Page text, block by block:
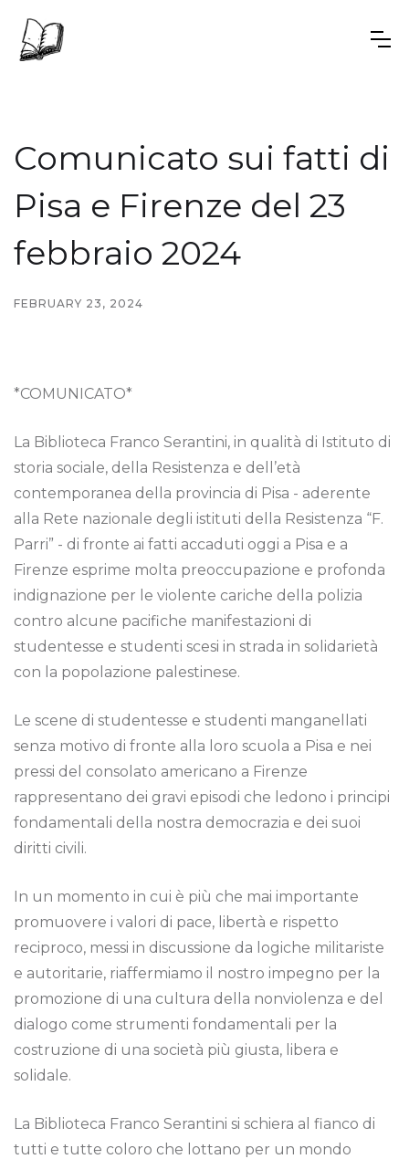
Comunicato sui fatti di
Pisa e Firenze del 23
febbraio 2024
FEBRUARY 23, 2024
*COMUNICATO*
La Biblioteca Franco Serantini, in qualità di Istituto di
storia sociale, della Resistenza e dell’età
contemporanea della provincia di Pisa - aderente
alla Rete nazionale degli istituti della Resistenza “F.
Parri” - di fronte ai fatti accaduti oggi a Pisa e a
Firenze esprime molta preoccupazione e profonda
indignazione per le violente cariche della polizia
contro alcune pacifiche manifestazioni di
studentesse e studenti scesi in strada in solidarietà
con la popolazione palestinese.
Le scene di studentesse e studenti manganellati
senza motivo di fronte alla loro scuola a Pisa e nei
pressi del consolato americano a Firenze
rappresentano dei gravi episodi che ledono i principi
fondamentali della nostra democrazia e dei suoi
diritti civili.
In un momento in cui è più che mai importante
promuovere i valori di pace, libertà e rispetto
reciproco, messi in discussione da logiche militariste
e autoritarie, riaffermiamo il nostro impegno per la
promozione di una cultura della nonviolenza e del
dialogo come strumenti fondamentali per la
costruzione di una società più giusta, libera e
solidale.
La Biblioteca Franco Serantini si schiera al fianco di
tutti e tutte coloro che lottano per un mondo